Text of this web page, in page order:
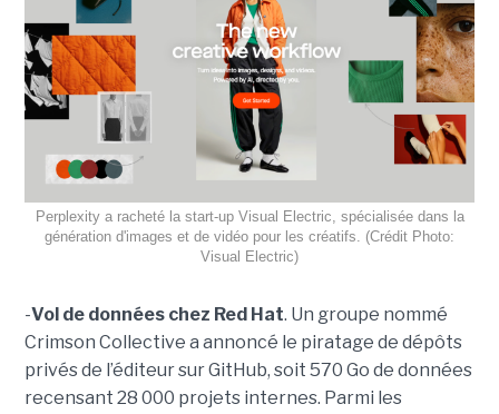
Perplexity a racheté la start-up Visual Electric, spécialisée dans la
génération d'images et de vidéo pour les créatifs. (Crédit Photo:
Visual Electric)
-Vol de données chez Red Hat. Un groupe nommé
Crimson Collective a annoncé le piratage de dépôts
privés de l’éditeur sur GitHub, soit 570 Go de données
recensant 28 000 projets internes. Parmi les